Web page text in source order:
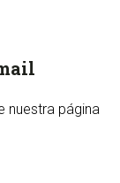
nuestra página